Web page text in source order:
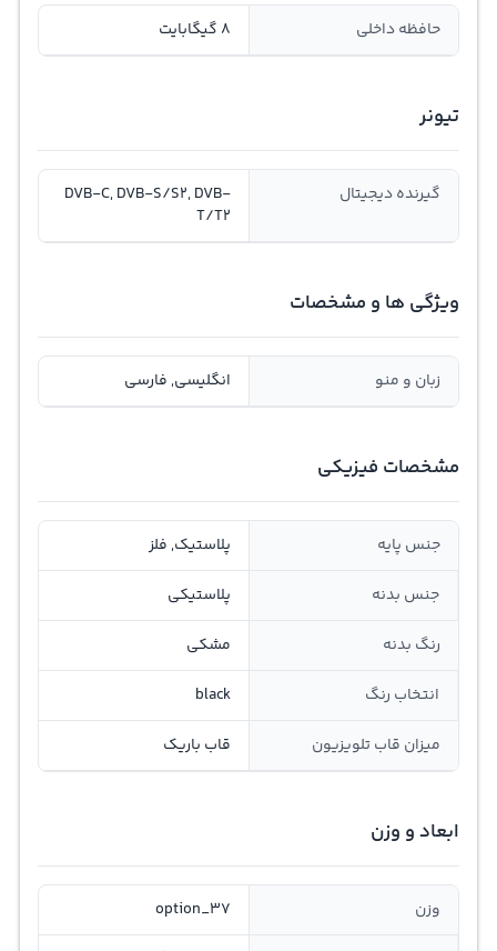
حافظه داخلی 8 گیگابایت
تیونر
گیرنده دیجیتال
DVB-C, DVB-S/S2, DVB-
T/T2
ویژگی ها و مشخصات
زبان و منو انگلیسی, فارسی
مشخصات فیزیکی
جنس پایه پلاستیک, فلز
جنس بدنه پلاستیکی
رنگ بدنه مشکی
انتخاب رنگ black
میزان قاب تلویزیون قاب باریک
ابعاد و وزن
وزن option_37